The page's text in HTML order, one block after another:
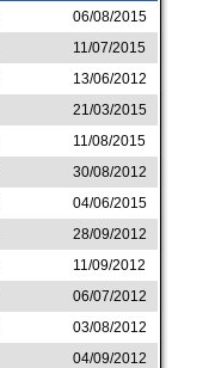
06/08/2015
11/07/2015
13/06/2012
21/03/2015
11/08/2015
30/08/2012
04/06/2015
28/09/2012
11/09/2012
06/07/2012
03/08/2012
04/09/2012